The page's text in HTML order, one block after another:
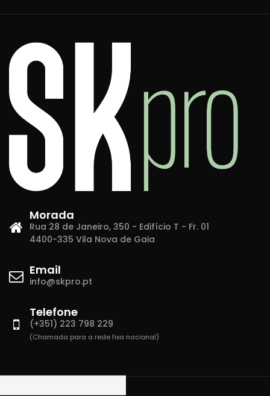
Morada
Rua 28 de Janeiro, 350 - Edifício T - Fr. 01
4400-335 Vila Nova de Gaia
Email
info@skpro.pt
Telefone
(+351) 223 798 229
(Chamada para a rede fixa nacional)